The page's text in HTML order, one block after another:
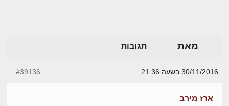
מאת תגובות
30/11/2016 בשעה 21:36 #39136
ארז מירב